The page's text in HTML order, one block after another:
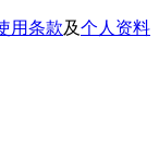
用条款及个人资料